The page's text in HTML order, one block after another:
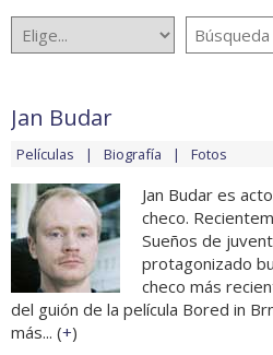
Jan Budar
Películas Biografía Fotos
Jan Budar es
checo.
Sueños de
protagonizado
checo más
del guión de la película Bored in
más... (+)